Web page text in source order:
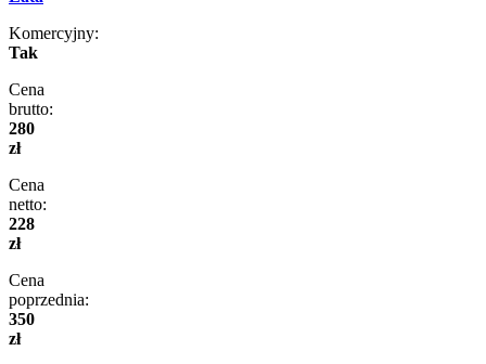
Komercyjny:
Tak
Cena
brutto:
280
zł
Cena
netto:
228
zł
Cena
poprzednia:
350
zł